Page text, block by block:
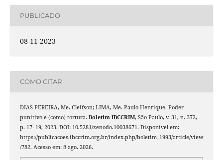
PUBLICADO
08-11-2023
COMO CITAR
DIAS PEREIRA, Me. Cleifson; LIMA, Me. Paulo Henrique. Poder
punitivo e (como) tortura. Boletim IBCCRIM, São Paulo, v. 31, n. 372,
p. 17–19, 2023. DOI: 10.5281/zenodo.10038671. Disponível em:
https://publicacoes.ibccrim.org.br/index.php/boletim_1993/article/view
/782. Acesso em: 8 ago. 2026.